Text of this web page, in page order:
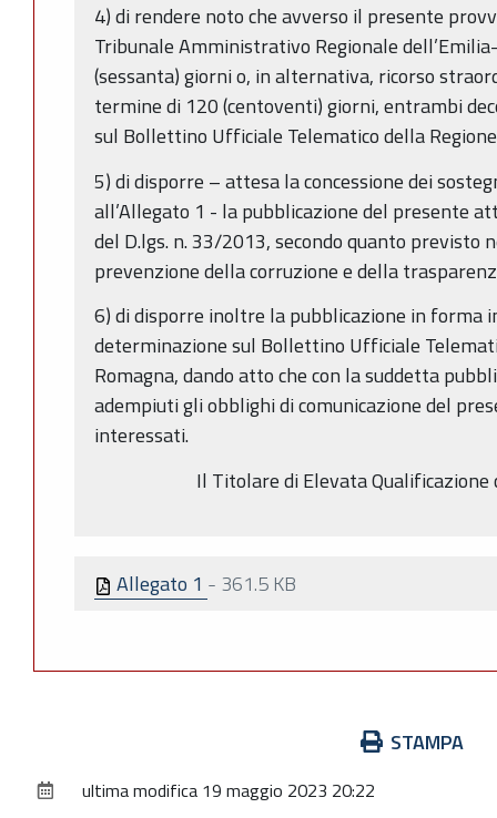
4) di rendere noto che avverso il presente
Tribunale Amministrativo Regionale
(sessanta) giorni o, in alternativa, ricorso
termine di 120 (centoventi) giorni, entrambi
sul Bollettino Ufficiale Telematico della
5) di disporre – attesa la concessione dei
all’Allegato 1 - la pubblicazione del presente
del D.lgs. n. 33/2013, secondo quanto previsto
prevenzione della corruzione e della
6) di disporre inoltre la pubblicazione in forma
determinazione sul Bollettino Ufficiale
Romagna, dando atto che con la suddetta
adempiuti gli obblighi di comunicazione del
interessati.
Il Titolare di Elevata
Allegato 1 - 361.5 KB
documento
STAMPA
ultima modifica 19 maggio 2023 20:22